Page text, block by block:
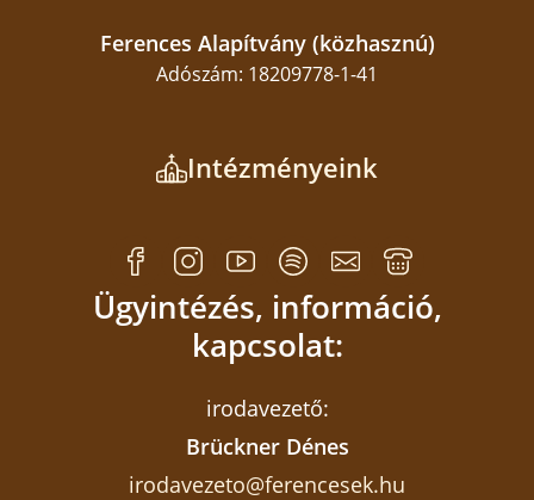
lehetőség közös evésre, ivásra és a hallottak
megvitatására.
Fotó: Moldoványi Barnabás
Ferences Média, 2024
Ferences Alapítvány (közhasznú)
Adószám: 18209778-1-41
Intézményeink
Ügyintézés, információ,
kapcsolat:
irodavezető:
Brückner Dénes
irodavezeto@ferencesek.hu